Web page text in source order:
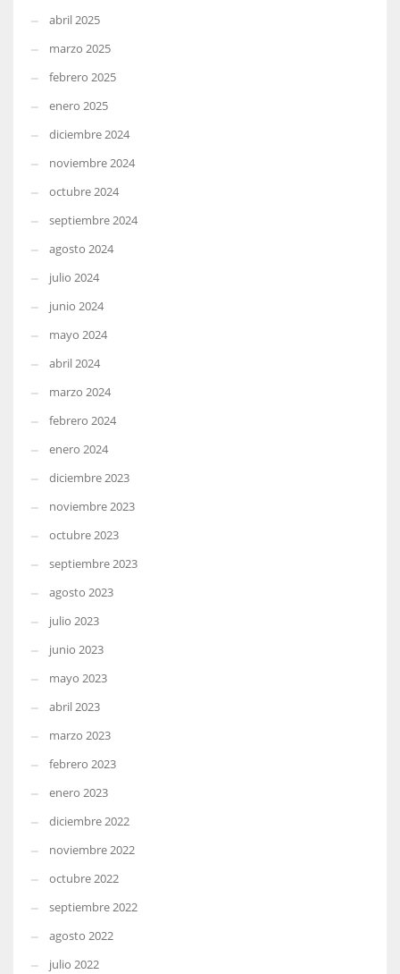
abril 2025
marzo 2025
febrero 2025
enero 2025
diciembre 2024
noviembre 2024
octubre 2024
septiembre 2024
agosto 2024
julio 2024
junio 2024
mayo 2024
abril 2024
marzo 2024
febrero 2024
enero 2024
diciembre 2023
noviembre 2023
octubre 2023
septiembre 2023
agosto 2023
julio 2023
junio 2023
mayo 2023
abril 2023
marzo 2023
febrero 2023
enero 2023
diciembre 2022
noviembre 2022
octubre 2022
septiembre 2022
agosto 2022
julio 2022